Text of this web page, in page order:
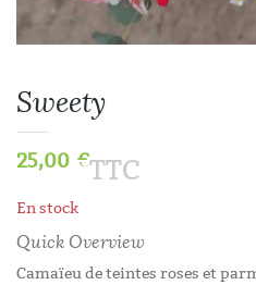
Sweety
25,00 €TTC
En stock
Quick Overview
Camaïeu de teintes roses et